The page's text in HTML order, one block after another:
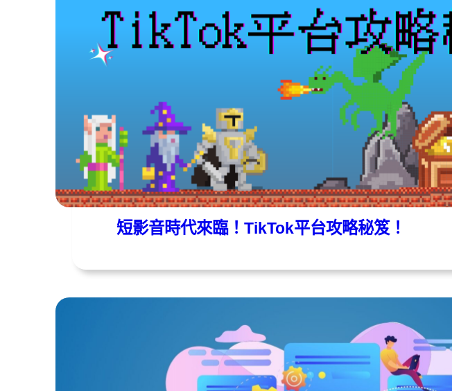
遠振資訊2024 年 10 月 15 日
短影音時代來臨！TikTok平台攻略秘笈！